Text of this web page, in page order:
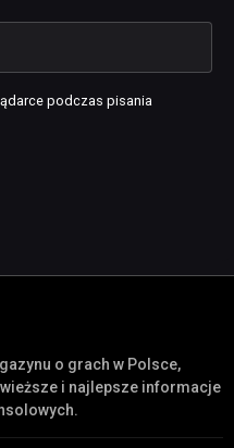
podczas pisania
o grach w Polsce,
i najlepsze informacje